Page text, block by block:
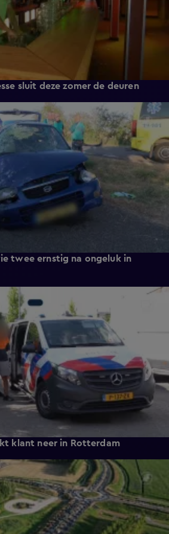
sluit deze zomer de deuren
twee ernstig na ongeluk in
klant neer in Rotterdam